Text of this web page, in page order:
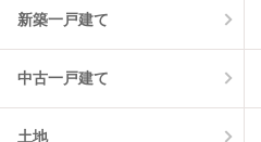
新築一戸建て
中古一戸建て
土地